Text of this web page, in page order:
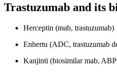
Trastuzumab and its
Herceptin (mab, trastuzumab)
Enhertu (ADC, trastuzumab
Kanjinti (biosimilar mab,